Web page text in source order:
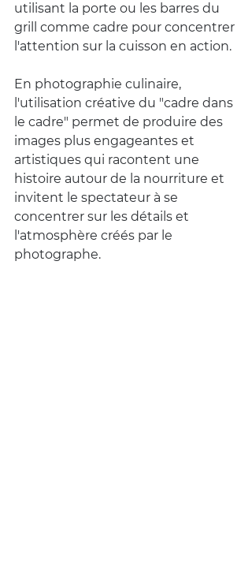
utilisant la porte ou les barres du
grill comme cadre pour concentrer
l'attention sur la cuisson en action.
En photographie culinaire,
l'utilisation créative du "cadre dans
le cadre" permet de produire des
images plus engageantes et
artistiques qui racontent une
histoire autour de la nourriture et
invitent le spectateur à se
concentrer sur les détails et
l'atmosphère créés par le
photographe.